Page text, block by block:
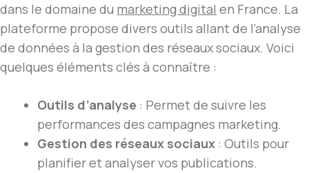
dans le domaine du marketing digital en France. La
plateforme propose divers outils allant de l’analyse
de données à la gestion des réseaux sociaux. Voici
quelques éléments clés à connaître :
Outils d’analyse : Permet de suivre les
performances des campagnes marketing.
Gestion des réseaux sociaux : Outils pour
planifier et analyser vos publications.